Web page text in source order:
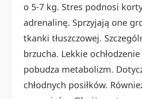
o 5-7 kg. Stres podnosi
adrenalinę. Sprzyjają one
tkanki tłuszczowej.
brzucha. Lekkie
pobudza metabolizm.
chłodnych posiłków.